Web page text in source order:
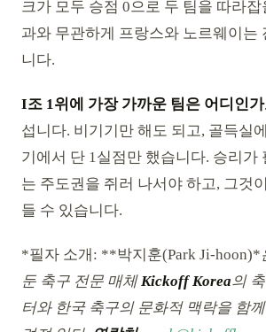
크가 모두 승점 0으로 두 팀을 따라잡
과와 무관하게 프랑스와 노르웨이는
니다.
I조 1위에 가장 가까운 팀은 어디인
섭니다. 비기기만 해도 되고, 골득실
기에서 단 1실점만 했습니다. 승리가
는 주도권을 쥐러 나서야 하고, 그것
들 수 있습니다.
*필자 소개: **박지훈(Park Ji-hoon)*
둔 축구 전문 매체Kickoff Korea의
터와 한국 축구의 문화적 맥락을 함